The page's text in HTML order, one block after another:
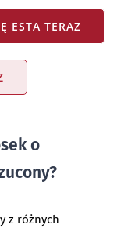
ESTA TERAZ
o
z różnych